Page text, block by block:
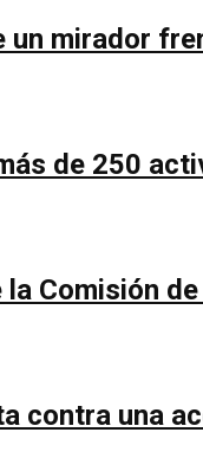
mirador
de 250
Comisión
contra una